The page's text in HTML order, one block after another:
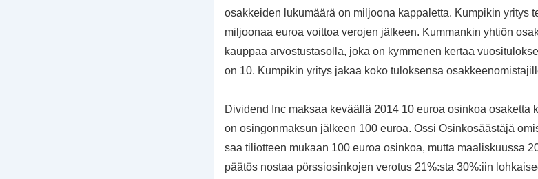
osakkeiden lukumäärä on miljoona kappaletta. Kumpikin yritys
miljoonaa euroa voittoa verojen jälkeen. Kummankin yhtiön
kauppaa arvostustasolla, joka on kymmenen kertaa
on 10. Kumpikin yritys jakaa koko tuloksensa
Dividend Inc maksaa keväällä 2014 10 euroa osinkoa osaketta
on osingonmaksun jälkeen 100 euroa. Ossi Osinkosäästäjä
saa tiliotteen mukaan 100 euroa osinkoa, mutta maaliskuussa
päätös nostaa pörssiosinkojen verotus 21%:sta 30%:iin